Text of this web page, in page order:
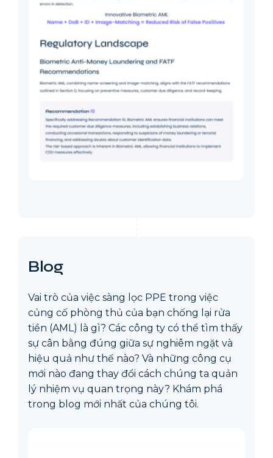
Blog
Vai trò của việc sàng lọc PPE trong việc
củng cố phòng thủ của bạn chống lại rửa
tiền (AML) là gì? Các công ty có thể tìm thấy
sự cân bằng đúng giữa sự nghiêm ngặt và
hiệu quả như thế nào? Và những công cụ
mới nào đang thay đổi cách chúng ta quản
lý nhiệm vụ quan trọng này? Khám phá
trong blog mới nhất của chúng tôi.